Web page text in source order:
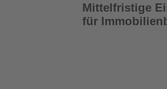
Mittelfristige
für